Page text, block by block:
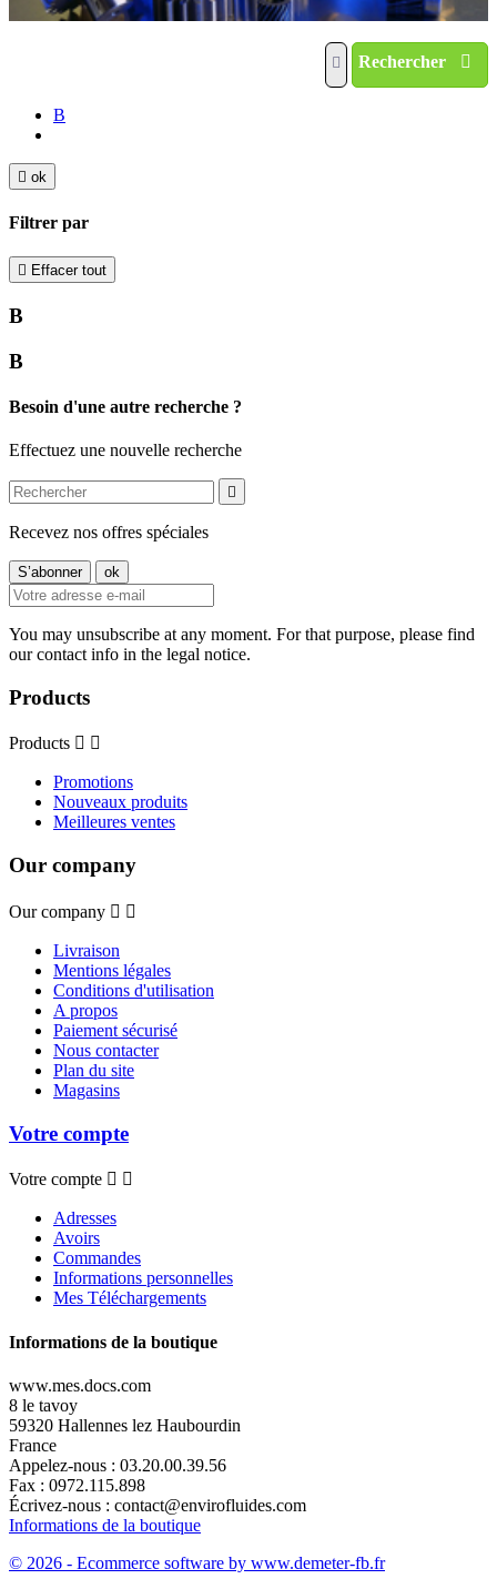
Rechercher
B
 ok
Filtrer par
 Effacer tout
B
B
Besoin d'une autre recherche ?
Effectuez une nouvelle recherche

Recevez nos offres spéciales
You may unsubscribe at any moment. For that purpose, please find
our contact info in the legal notice.
Products
Products  
Promotions
Nouveaux produits
Meilleures ventes
Our company
Our company  
Livraison
Mentions légales
Conditions d'utilisation
A propos
Paiement sécurisé
Nous contacter
Plan du site
Magasins
Votre compte
Votre compte  
Adresses
Avoirs
Commandes
Informations personnelles
Mes Téléchargements
Informations de la boutique
www.mes.docs.com
8 le tavoy
59320 Hallennes lez Haubourdin
France
Appelez-nous : 03.20.00.39.56
Fax : 0972.115.898
Écrivez-nous : contact@envirofluides.com
Informations de la boutique
© 2026 - Ecommerce software by www.demeter-fb.fr